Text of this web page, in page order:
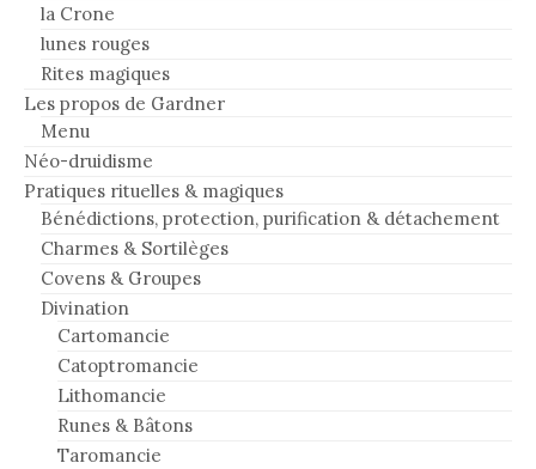
la Crone
lunes rouges
Rites magiques
Les propos de Gardner
Menu
Néo-druidisme
Pratiques rituelles & magiques
Bénédictions, protection, purification & détachement
Charmes & Sortilèges
Covens & Groupes
Divination
Cartomancie
Catoptromancie
Lithomancie
Runes & Bâtons
Taromancie